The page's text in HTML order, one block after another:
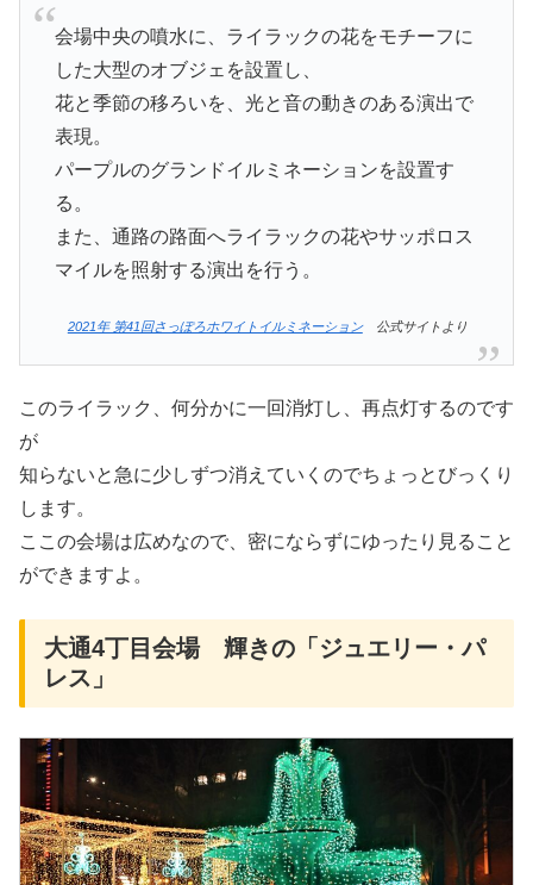
会場中央の噴水に、ライラックの花をモチーフに
した大型のオブジェを設置し、
花と季節の移ろいを、光と音の動きのある演出で
表現。
パープルのグランドイルミネーションを設置す
る。
また、通路の路面へライラックの花やサッポロス
マイルを照射する演出を行う。
2021年 第41回さっぽろホワイトイルミネーション公式サイトより
このライラック、何分かに一回消灯し、再点灯するのです
が
知らないと急に少しずつ消えていくのでちょっとびっくり
します。
ここの会場は広めなので、密にならずにゆったり見ること
ができますよ。
大通4丁目会場 輝きの「ジュエリー・パ
レス」